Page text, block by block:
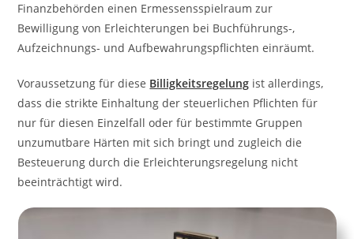
Finanzbehörden einen Ermessensspielraum zur
Bewilligung von Erleichterungen bei Buchführungs-,
Aufzeichnungs- und Aufbewahrungspflichten einräumt.
Voraussetzung für diese Billigkeitsregelung ist allerdings,
dass die strikte Einhaltung der steuerlichen Pflichten für
nur für diesen Einzelfall oder für bestimmte Gruppen
unzumutbare Härten mit sich bringt und zugleich die
Besteuerung durch die Erleichterungsregelung nicht
beeinträchtigt wird.